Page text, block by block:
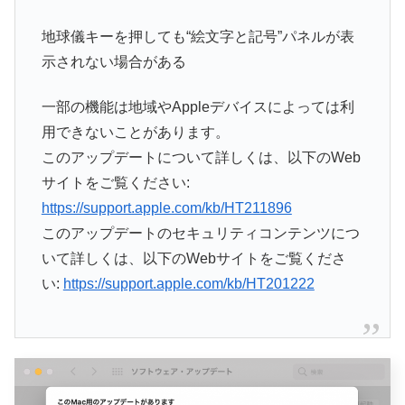
地球儀キーを押しても“絵文字と記号”パネルが表
示されない場合がある
一部の機能は地域やAppleデバイスによっては利
用できないことがあります。
このアップデートについて詳しくは、以下のWeb
サイトをご覧ください:
https://support.apple.com/kb/HT211896
このアップデートのセキュリティコンテンツにつ
いて詳しくは、以下のWebサイトをご覧くださ
い: https://support.apple.com/kb/HT201222